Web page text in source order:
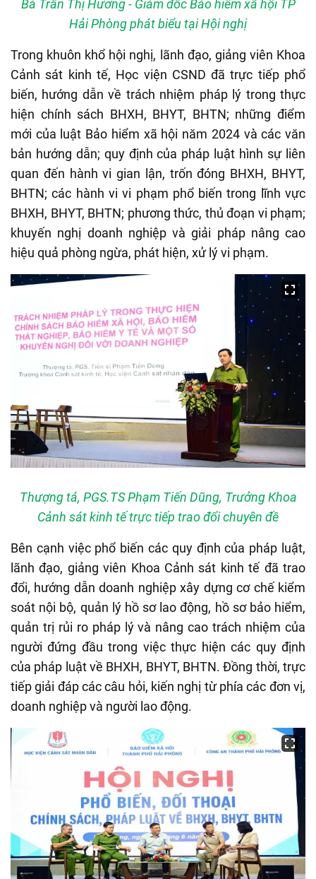
Bà Trần Thị Hương - Giám đốc Bảo hiểm xã hội TP
Hải Phòng phát biểu tại Hội nghị
Trong khuôn khổ hội nghị, lãnh đạo, giảng viên Khoa
Cảnh sát kinh tế, Học viện CSND đã trực tiếp phổ
biến, hướng dẫn về trách nhiệm pháp lý trong thực
hiện chính sách BHXH, BHYT, BHTN; những điểm
mới của luật Bảo hiểm xã hội năm 2024 và các văn
bản hướng dẫn; quy định của pháp luật hình sự liên
quan đến hành vi gian lận, trốn đóng BHXH, BHYT,
BHTN; các hành vi vi phạm phổ biến trong lĩnh vực
BHXH, BHYT, BHTN; phương thức, thủ đoạn vi phạm;
khuyến nghị doanh nghiệp và giải pháp nâng cao
hiệu quả phòng ngừa, phát hiện, xử lý vi phạm.
Thượng tá, PGS.TS Phạm Tiến Dũng, Trưởng Khoa
Cảnh sát kinh tế trực tiếp trao đổi chuyên đề
Bên cạnh việc phổ biến các quy định của pháp luật,
lãnh đạo, giảng viên Khoa Cảnh sát kinh tế đã trao
đổi, hướng dẫn doanh nghiệp xây dựng cơ chế kiểm
soát nội bộ, quản lý hồ sơ lao động, hồ sơ bảo hiểm,
quản trị rủi ro pháp lý và nâng cao trách nhiệm của
người đứng đầu trong việc thực hiện các quy định
của pháp luật về BHXH, BHYT, BHTN. Đồng thời, trực
tiếp giải đáp các câu hỏi, kiến nghị từ phía các đơn vị,
doanh nghiệp và người lao động.